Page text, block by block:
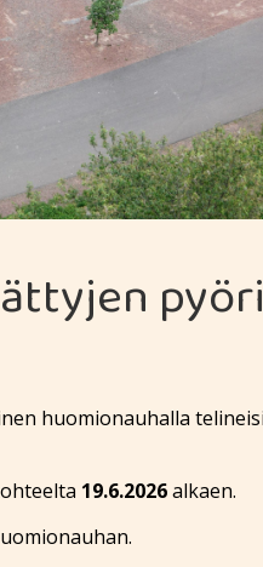
huomionauhalla
19.6.2026alkaen.